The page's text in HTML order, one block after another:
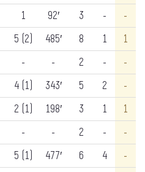
1 92′ 3 -
-
5 (2) 485′ 8 1
1
- - 2 -
-
4 (1) 343′ 5 2
-
2 (1) 198′ 3 1
1
- - 2 -
-
5 (1) 477′ 6 4 -